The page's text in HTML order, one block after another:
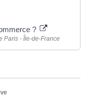
?
Paris - Île-de-France